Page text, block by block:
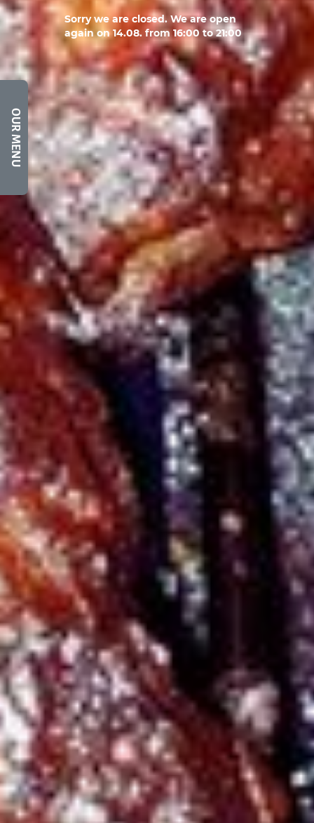
Sorry we are closed. We are open
again on 14.08. from 16:00 to 21:00
OUR MENU